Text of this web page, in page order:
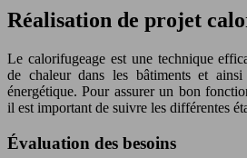
Réalisation de projet
Le calorifugeage est une technique
de chaleur dans les bâtiments et
énergétique. Pour assurer un bon
il est important de suivre les différentes
Évaluation des besoins